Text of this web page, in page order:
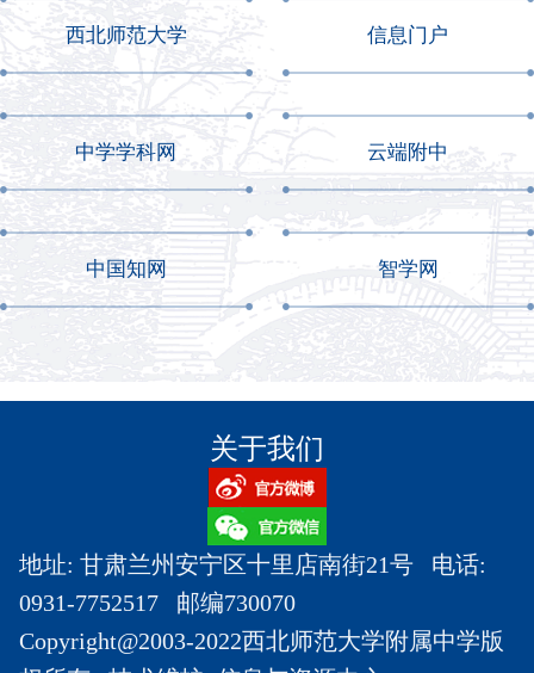
西北师范大学 信息门户
中学学科网 云端附中
中国知网 智学网
关于我们
地址: 甘肃兰州安宁区十里店南街21号 电话:
0931-7752517 邮编730070
Copyright@2003-2022西北师范大学附属中学版